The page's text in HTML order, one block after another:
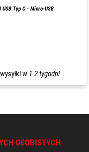
USB Typ C - Micro-USB
w 1-2 tygodni
OSOBISTYCH